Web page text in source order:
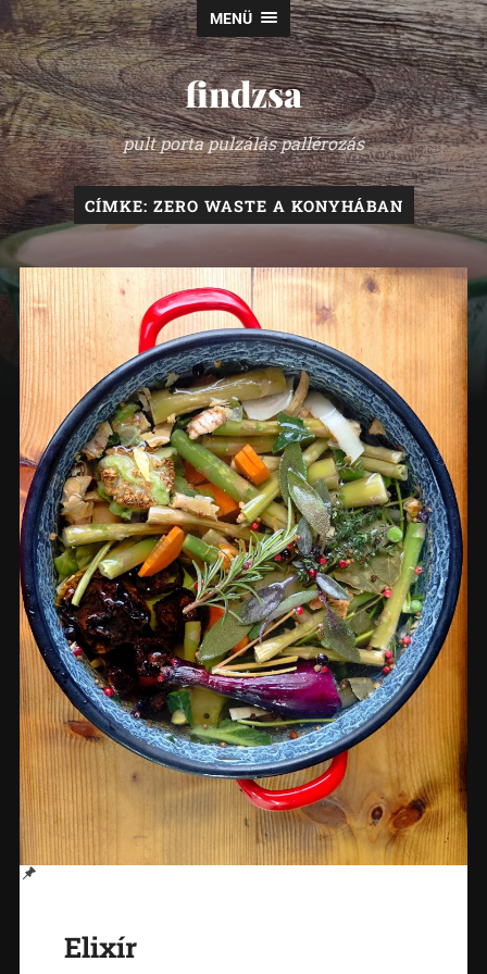
MENÜ
findzsa
pult porta pulzálás pallérozás
CÍMKE: ZERO WASTE A KONYHÁBAN
Elixír